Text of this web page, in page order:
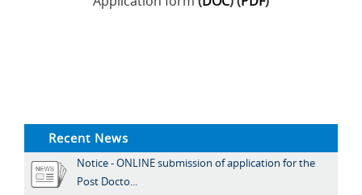
Recent News
Notice - ONLINE submission of application for the
Post Docto...